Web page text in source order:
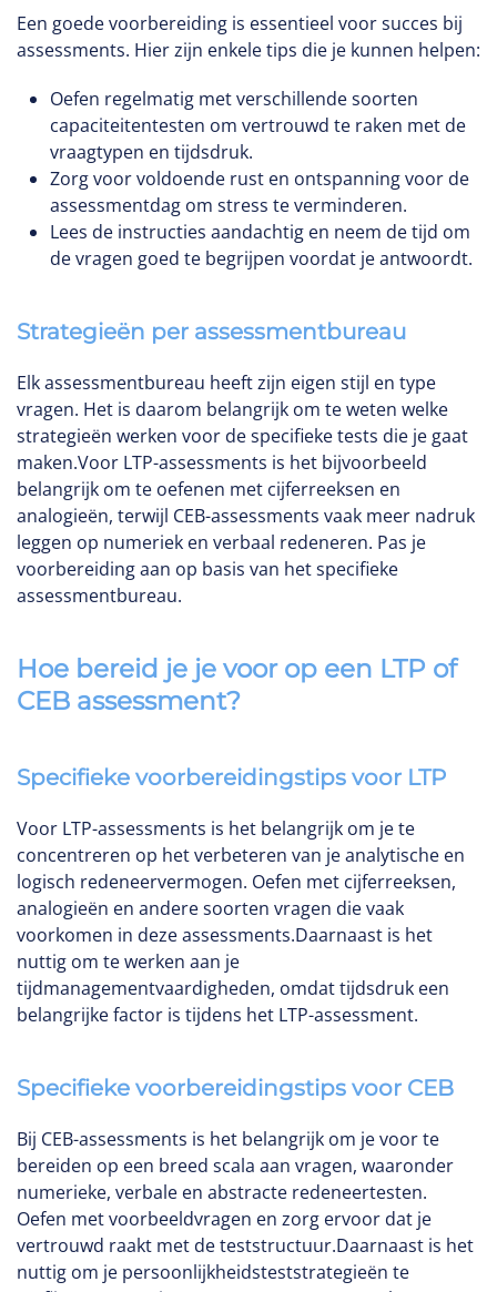
Een goede voorbereiding is essentieel voor succes bij
assessments. Hier zijn enkele tips die je kunnen helpen:
Oefen regelmatig met verschillende soorten
capaciteitentesten om vertrouwd te raken met de
vraagtypen en tijdsdruk.
Zorg voor voldoende rust en ontspanning voor de
assessmentdag om stress te verminderen.
Lees de instructies aandachtig en neem de tijd om
de vragen goed te begrijpen voordat je antwoordt.
Strategieën per assessmentbureau
Elk assessmentbureau heeft zijn eigen stijl en type
vragen. Het is daarom belangrijk om te weten welke
strategieën werken voor de specifieke tests die je gaat
maken.Voor LTP-assessments is het bijvoorbeeld
belangrijk om te oefenen met cijferreeksen en
analogieën, terwijl CEB-assessments vaak meer nadruk
leggen op numeriek en verbaal redeneren. Pas je
voorbereiding aan op basis van het specifieke
assessmentbureau.
Hoe bereid je je voor op een LTP of
CEB assessment?
Specifieke voorbereidingstips voor LTP
Voor LTP-assessments is het belangrijk om je te
concentreren op het verbeteren van je analytische en
logisch redeneervermogen. Oefen met cijferreeksen,
analogieën en andere soorten vragen die vaak
voorkomen in deze assessments.Daarnaast is het
nuttig om te werken aan je
tijdmanagementvaardigheden, omdat tijdsdruk een
belangrijke factor is tijdens het LTP-assessment.
Specifieke voorbereidingstips voor CEB
Bij CEB-assessments is het belangrijk om je voor te
bereiden op een breed scala aan vragen, waaronder
numerieke, verbale en abstracte redeneertesten.
Oefen met voorbeeldvragen en zorg ervoor dat je
vertrouwd raakt met de teststructuur.Daarnaast is het
nuttig om je persoonlijkheidsteststrategieën te